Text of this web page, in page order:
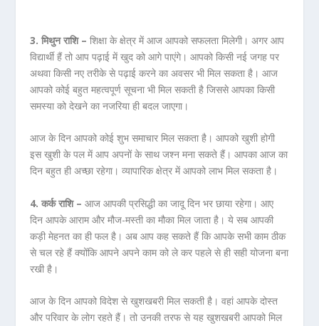
3. मिथुन राशि – शिक्षा के क्षेत्र में आज आपको सफलता मिलेगी। अगर आप
विद्यार्थी हैं तो आप पढ़ाई में खुद को आगे पाएंगे। आपको किसी नई जगह पर
अथवा किसी नए तरीके से पढ़ाई करने का अवसर भी मिल सकता है। आज
आपको कोई बहुत महत्वपूर्ण सूचना भी मिल सकती है जिससे आपका किसी
समस्या को देखने का नजरिया ही बदल जाएगा।
आज के दिन आपको कोई शुभ समाचार मिल सकता है। आपको खुशी होगी
इस खुशी के पल में आप अपनों के साथ जश्न मना सकते हैं। आपका आज का
दिन बहुत ही अच्छा रहेगा। व्यापारिक क्षेत्र में आपको लाभ मिल सकता है।
4. कर्क राशि – आज आपकी प्रसिद्धी का जादू दिन भर छाया रहेगा। आए
दिन आपके आराम और मौज-मस्ती का मौका मिल जाता है। ये सब आपकी
कड़ी मेहनत का ही फल है। अब आप कह सकते हैं कि आपके सभी काम ठीक
से चल रहे हैं क्योंकि आपने अपने काम को ले कर पहले से ही सही योजना बना
रखी है।
आज के दिन आपको विदेश से खुशखबरी मिल सकती है। वहां आपके दोस्त
और परिवार के लोग रहते हैं। तो उनकी तरफ से यह खुशखबरी आपको मिल